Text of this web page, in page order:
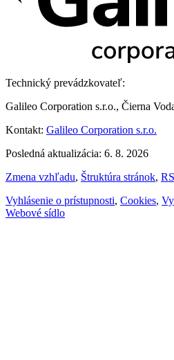
Technický prevádzkovateľ:
Galileo Corporation s.r.o., Čierna
Kontakt: Galileo Corporation s.r.o.
Posledná aktualizácia: 6. 8. 2026
Zmena vzhľadu, Štruktúra stránok,
Vyhlásenie o prístupnosti, Cookies,
Webové sídlo